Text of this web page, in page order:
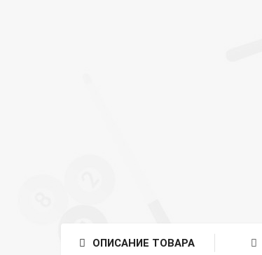
ОПИСАНИЕ ТОВАРА